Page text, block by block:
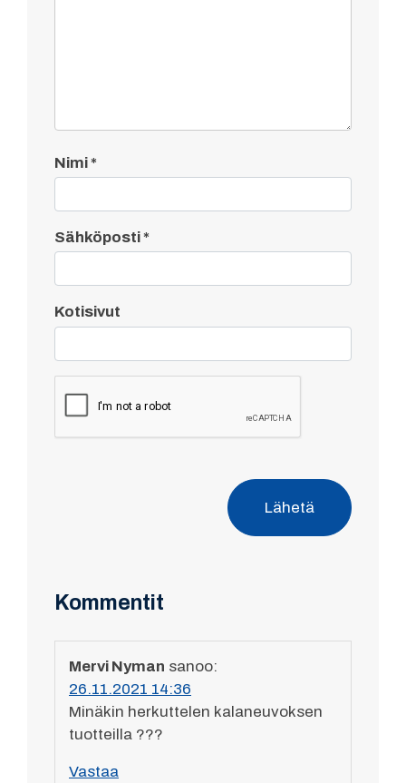
Nimi*
Sähköposti*
Kotisivut
Lähetä
Kommentit
Mervi Nyman sanoo:
26.11.2021 14:36
Minäkin herkuttelen kalaneuvoksen
tuotteilla ???
Vastaa